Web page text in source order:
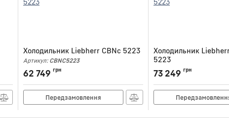
Холодильник Liebherr CBNc 5223
Артикул: CBNC5223
62 749 грн
Передзамовлення
Холодильник
5223
Артикул: CBNSFC5223
73 249 грн